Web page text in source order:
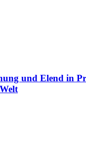
und Elend in